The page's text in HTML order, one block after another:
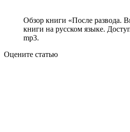
Обзор книги «После развода.
книги на русском языке.
mp3.
Оцените статью